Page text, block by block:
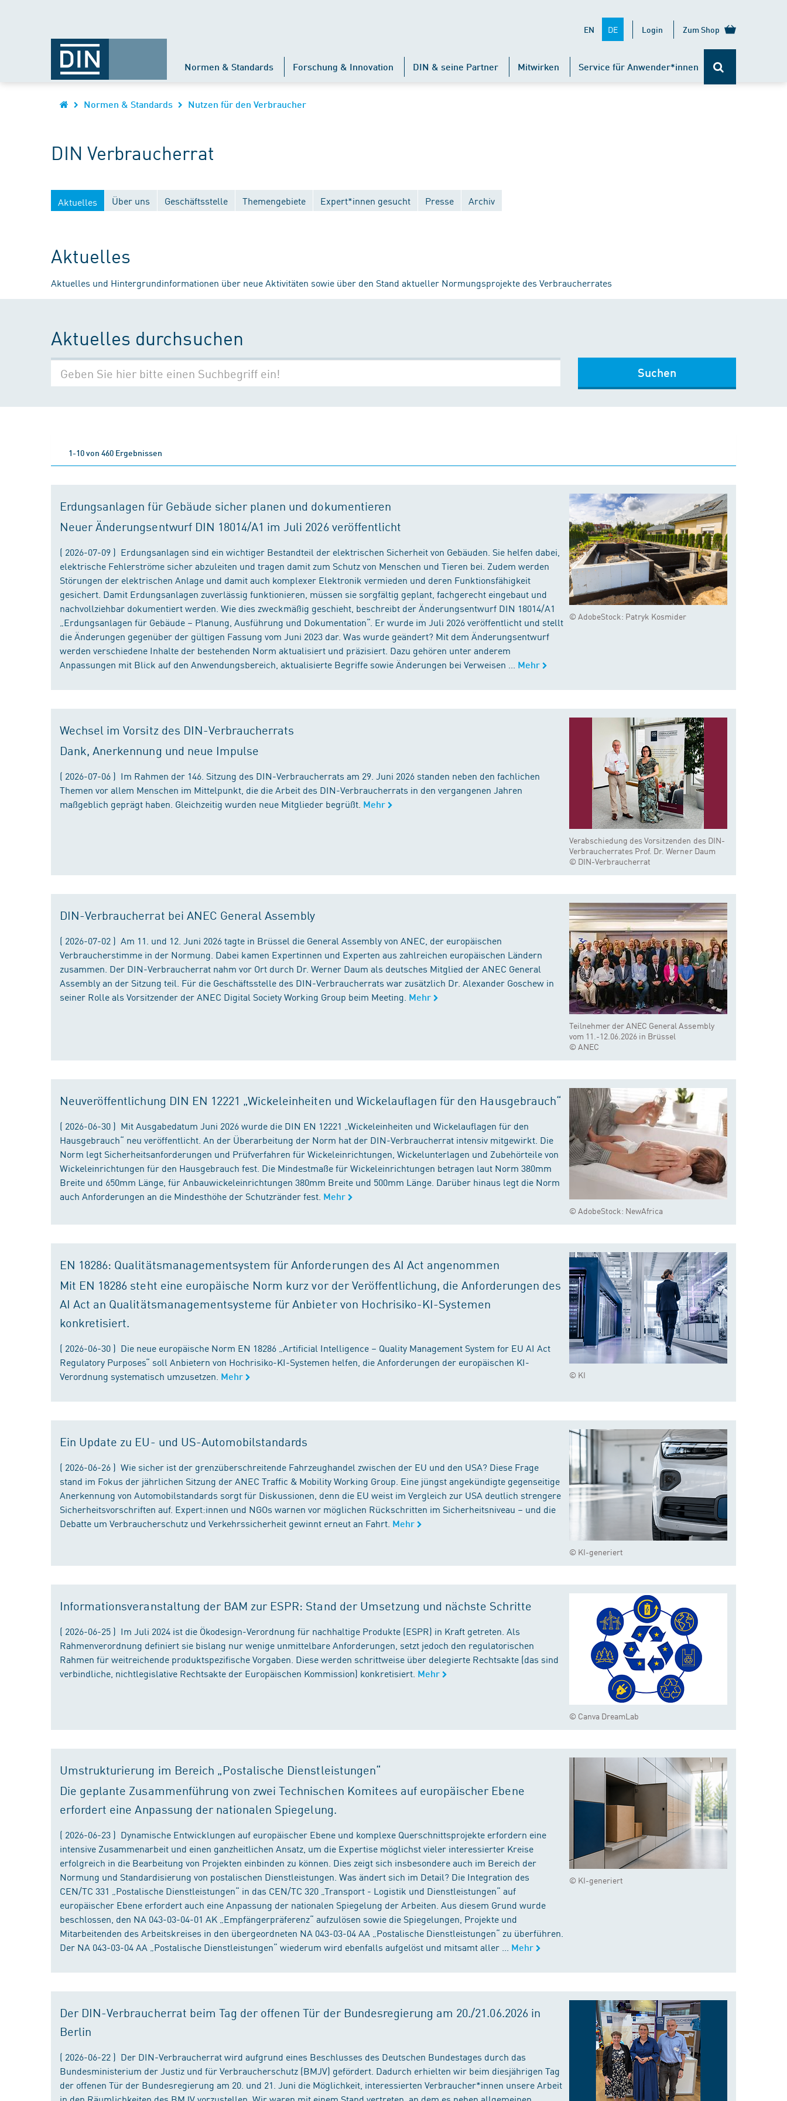
EN DE Login Zum Shop
Normen & Standards Forschung & Innovation DIN & seine Partner Mitwirken Service für Anwender*innen
Normen & Standards Nutzen für den Verbraucher
DIN Verbraucherrat
Aktuelles Über uns Geschäftsstelle Themengebiete Expert*innen gesucht Presse Archiv
Aktuelles
Aktuelles und Hintergrundinformationen über neue Aktivitäten sowie über den Stand aktueller Normungsprojekte des Verbraucherrates
Aktuelles durchsuchen
Suchen
1-10 von 460 Ergebnissen
© AdobeStock: Patryk Kosmider
Erdungsanlagen für Gebäude sicher planen und dokumentieren
Neuer Änderungsentwurf DIN 18014/A1 im Juli 2026 veröffentlicht
( 2026-07-09 ) Erdungsanlagen sind ein wichtiger Bestandteil der elektrischen Sicherheit von Gebäuden. Sie helfen dabei,
elektrische Fehlerströme sicher abzuleiten und tragen damit zum Schutz von Menschen und Tieren bei. Zudem werden
Störungen der elektrischen Anlage und damit auch komplexer Elektronik vermieden und deren Funktionsfähigkeit
gesichert. Damit Erdungsanlagen zuverlässig funktionieren, müssen sie sorgfältig geplant, fachgerecht eingebaut und
nachvollziehbar dokumentiert werden. Wie dies zweckmäßig geschieht, beschreibt der Änderungsentwurf DIN 18014/A1
„Erdungsanlagen für Gebäude – Planung, Ausführung und Dokumentation“. Er wurde im Juli 2026 veröffentlicht und stellt
die Änderungen gegenüber der gültigen Fassung vom Juni 2023 dar. Was wurde geändert? Mit dem Änderungsentwurf
werden verschiedene Inhalte der bestehenden Norm aktualisiert und präzisiert. Dazu gehören unter anderem
Anpassungen mit Blick auf den Anwendungsbereich, aktualisierte Begriffe sowie Änderungen bei Verweisen ...
Mehr
Verabschiedung des Vorsitzenden des DIN-
Verbraucherrates Prof. Dr. Werner Daum
© DIN-Verbraucherrat
Wechsel im Vorsitz des DIN-Verbraucherrats
Dank, Anerkennung und neue Impulse
( 2026-07-06 ) Im Rahmen der 146. Sitzung des DIN-Verbraucherrats am 29. Juni 2026 standen neben den fachlichen
Themen vor allem Menschen im Mittelpunkt, die die Arbeit des DIN-Verbraucherrats in den vergangenen Jahren
maßgeblich geprägt haben. Gleichzeitig wurden neue Mitglieder begrüßt. Mehr
Teilnehmer der ANEC General Assembly
vom 11.-12.06.2026 in Brüssel
© ANEC
DIN-Verbraucherrat bei ANEC General Assembly
( 2026-07-02 ) Am 11. und 12. Juni 2026 tagte in Brüssel die General Assembly von ANEC, der europäischen
Verbraucherstimme in der Normung. Dabei kamen Expertinnen und Experten aus zahlreichen europäischen Ländern
zusammen. Der DIN-Verbraucherrat nahm vor Ort durch Dr. Werner Daum als deutsches Mitglied der ANEC General
Assembly an der Sitzung teil. Für die Geschäftsstelle des DIN-Verbraucherrats war zusätzlich Dr. Alexander Goschew in
seiner Rolle als Vorsitzender der ANEC Digital Society Working Group beim Meeting. Mehr
© AdobeStock: NewAfrica
Neuveröffentlichung DIN EN 12221 „Wickeleinheiten und Wickelauflagen für den Hausgebrauch“
( 2026-06-30 ) Mit Ausgabedatum Juni 2026 wurde die DIN EN 12221 „Wickeleinheiten und Wickelauflagen für den
Hausgebrauch“ neu veröffentlicht. An der Überarbeitung der Norm hat der DIN-Verbraucherrat intensiv mitgewirkt. Die
Norm legt Sicherheitsanforderungen und Prüfverfahren für Wickeleinrichtungen, Wickelunterlagen und Zubehörteile von
Wickeleinrichtungen für den Hausgebrauch fest. Die Mindestmaße für Wickeleinrichtungen betragen laut Norm 380mm
Breite und 650mm Länge, für Anbauwickeleinrichtungen 380mm Breite und 500mm Länge. Darüber hinaus legt die Norm
auch Anforderungen an die Mindesthöhe der Schutzränder fest. Mehr
© KI
EN 18286: Qualitätsmanagementsystem für Anforderungen des AI Act angenommen
Mit EN 18286 steht eine europäische Norm kurz vor der Veröffentlichung, die Anforderungen des
AI Act an Qualitätsmanagementsysteme für Anbieter von Hochrisiko-KI-Systemen
konkretisiert.
( 2026-06-30 ) Die neue europäische Norm EN 18286 „Artificial Intelligence – Quality Management System for EU AI Act
Regulatory Purposes“ soll Anbietern von Hochrisiko-KI-Systemen helfen, die Anforderungen der europäischen KI-
Verordnung systematisch umzusetzen. Mehr
© KI-generiert
Ein Update zu EU- und US-Automobilstandards
( 2026-06-26 ) Wie sicher ist der grenzüberschreitende Fahrzeughandel zwischen der EU und den USA? Diese Frage
stand im Fokus der jährlichen Sitzung der ANEC Traffic & Mobility Working Group. Eine jüngst angekündigte gegenseitige
Anerkennung von Automobilstandards sorgt für Diskussionen, denn die EU weist im Vergleich zur USA deutlich strengere
Sicherheitsvorschriften auf. Expert:innen und NGOs warnen vor möglichen Rückschritten im Sicherheitsniveau – und die
Debatte um Verbraucherschutz und Verkehrssicherheit gewinnt erneut an Fahrt. Mehr
© Canva DreamLab
Informationsveranstaltung der BAM zur ESPR: Stand der Umsetzung und nächste Schritte
( 2026-06-25 ) Im Juli 2024 ist die Ökodesign-Verordnung für nachhaltige Produkte (ESPR) in Kraft getreten. Als
Rahmenverordnung definiert sie bislang nur wenige unmittelbare Anforderungen, setzt jedoch den regulatorischen
Rahmen für weitreichende produktspezifische Vorgaben. Diese werden schrittweise über delegierte Rechtsakte (das sind
verbindliche, nichtlegislative Rechtsakte der Europäischen Kommission) konkretisiert. Mehr
© KI-generiert
Umstrukturierung im Bereich „Postalische Dienstleistungen“
Die geplante Zusammenführung von zwei Technischen Komitees auf europäischer Ebene
erfordert eine Anpassung der nationalen Spiegelung.
( 2026-06-23 ) Dynamische Entwicklungen auf europäischer Ebene und komplexe Querschnittsprojekte erfordern eine
intensive Zusammenarbeit und einen ganzheitlichen Ansatz, um die Expertise möglichst vieler interessierter Kreise
erfolgreich in die Bearbeitung von Projekten einbinden zu können. Dies zeigt sich insbesondere auch im Bereich der
Normung und Standardisierung von postalischen Dienstleistungen. Was ändert sich im Detail? Die Integration des
CEN/TC 331 „Postalische Dienstleistungen“ in das CEN/TC 320 „Transport - Logistik und Dienstleistungen“ auf
europäischer Ebene erfordert auch eine Anpassung der nationalen Spiegelung der Arbeiten. Aus diesem Grund wurde
beschlossen, den NA 043-03-04-01 AK „Empfängerpräferenz“ aufzulösen sowie die Spiegelungen, Projekte und
Mitarbeitenden des Arbeitskreises in den übergeordneten NA 043-03-04 AA „Postalische Dienstleistungen“ zu überführen.
Der NA 043-03-04 AA „Postalische Dienstleistungen“ wiederum wird ebenfalls aufgelöst und mitsamt aller ...
Mehr
Der DIN-Verbraucherrat beim Tag der offenen Tür der Bundesregierung am 20./21.06.2026 in
Berlin
( 2026-06-22 ) Der DIN-Verbraucherrat wird aufgrund eines Beschlusses des Deutschen Bundestages durch das
Bundesministerium der Justiz und für Verbraucherschutz (BMJV) gefördert. Dadurch erhielten wir beim diesjährigen Tag
der offenen Tür der Bundesregierung am 20. und 21. Juni die Möglichkeit, interessierten Verbraucher*innen unsere Arbeit